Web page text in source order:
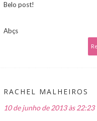
Belo post!
Abçs
RACHEL MALHEIROS
10 de junho de 2013 às 22:23